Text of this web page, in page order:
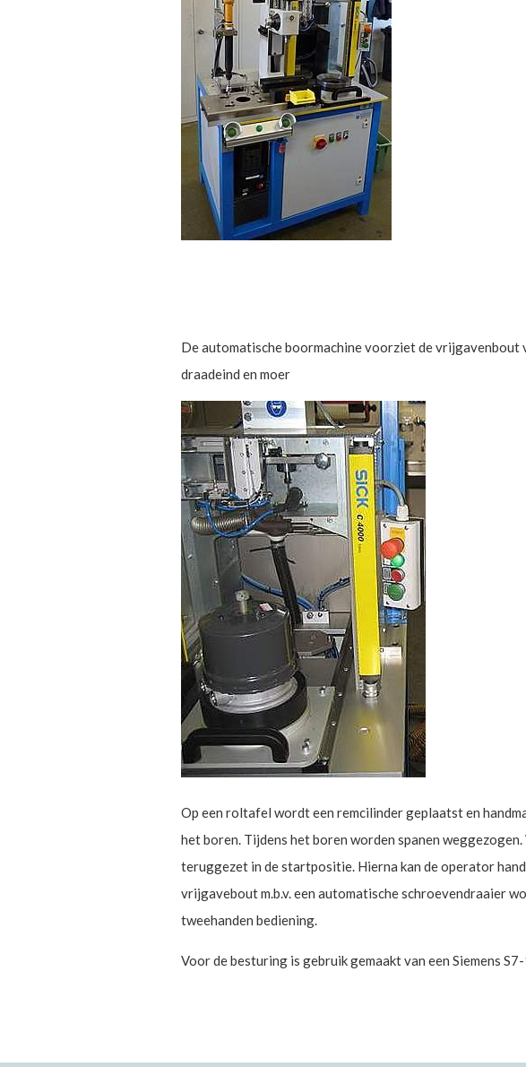
De automatische boormachine voorziet de
draadeind en moer
Op een roltafel wordt een remcilinder geplaatst en
het boren. Tijdens het boren worden spanen
teruggezet in de startpositie. Hierna kan de operator
vrijgavebout m.b.v. een automatische schroevendraaier
tweehanden bediening.
Voor de besturing is gebruik gemaakt van een Siemens